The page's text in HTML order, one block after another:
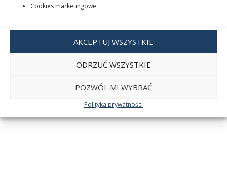
Cookies marketingowe
AKCEPTUJ WSZYSTKIE
ODRZUĆ WSZYSTKIE
POZWÓL MI WYBRAĆ
Polityka prywatności